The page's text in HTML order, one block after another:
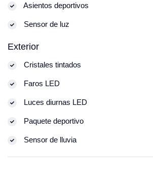
Asientos deportivos
Sensor de luz
Exterior
Cristales tintados
Faros LED
Luces diurnas LED
Paquete deportivo
Sensor de lluvia